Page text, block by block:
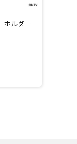
ホルダー